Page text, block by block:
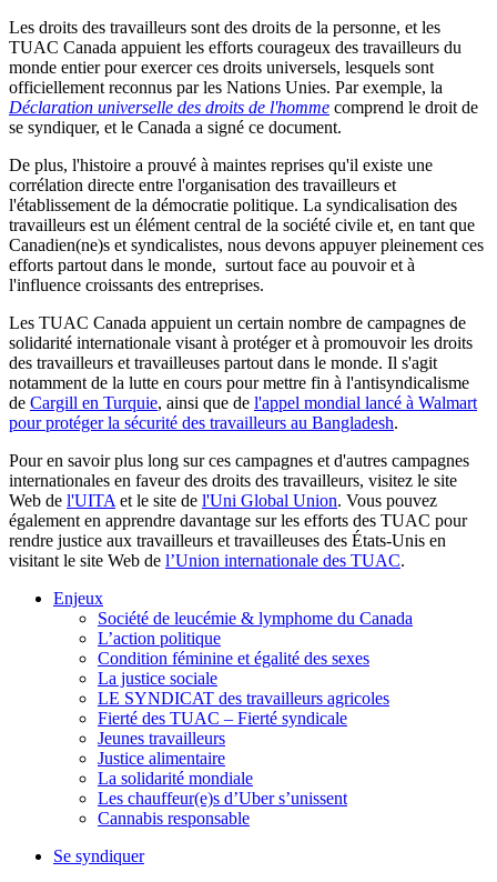
Les droits des travailleurs sont des droits de la personne, et les
TUAC Canada appuient les efforts courageux des travailleurs du
monde entier pour exercer ces droits universels, lesquels sont
officiellement reconnus par les Nations Unies. Par exemple, la
Déclaration universelle des droits de l'homme comprend le droit de
se syndiquer, et le Canada a signé ce document.
De plus, l'histoire a prouvé à maintes reprises qu'il existe une
corrélation directe entre l'organisation des travailleurs et
l'établissement de la démocratie politique. La syndicalisation des
travailleurs est un élément central de la société civile et, en tant que
Canadien(ne)s et syndicalistes, nous devons appuyer pleinement ces
efforts partout dans le monde, surtout face au pouvoir et à
l'influence croissants des entreprises.
Les TUAC Canada appuient un certain nombre de campagnes de
solidarité internationale visant à protéger et à promouvoir les droits
des travailleurs et travailleuses partout dans le monde. Il s'agit
notamment de la lutte en cours pour mettre fin à l'antisyndicalisme
de Cargill en Turquie, ainsi que de l'appel mondial lancé à Walmart
pour protéger la sécurité des travailleurs au Bangladesh.
Pour en savoir plus long sur ces campagnes et d'autres campagnes
internationales en faveur des droits des travailleurs, visitez le site
Web de l'UITA et le site de l'Uni Global Union. Vous pouvez
également en apprendre davantage sur les efforts des TUAC pour
rendre justice aux travailleurs et travailleuses des États-Unis en
visitant le site Web de l’Union internationale des TUAC.
Enjeux
Société de leucémie & lymphome du Canada
L’action politique
Condition féminine et égalité des sexes
La justice sociale
LE SYNDICAT des travailleurs agricoles
Fierté des TUAC – Fierté syndicale
Jeunes travailleurs
Justice alimentaire
La solidarité mondiale
Les chauffeur(e)s d’Uber s’unissent
Cannabis responsable
Se syndiquer